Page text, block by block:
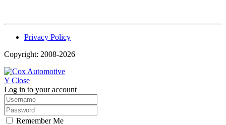
Privacy Policy
Copyright: 2008-2026
Y Close
Log in to your account
Remember Me